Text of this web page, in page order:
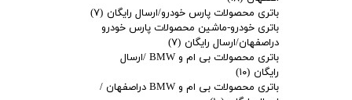
باتری محصولات پارس خودرو/ارسال رایگان (۷)
باتری خودرو-ماشین محصولات پارس خودرو
دراصفهان/ارسال رایگان (۷)
باتری محصولات بی ام و BMW /ارسال
رایگان (۱۰)
باتری محصولات بی ام و BMW دراصفهان /